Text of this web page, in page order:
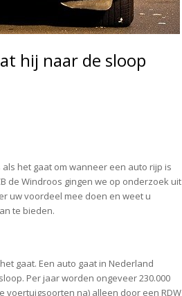
hij naar de sloop
het gaat om wanneer een auto rijp is
de Windroos gingen we op onderzoek uit
uw voordeel mee doen en weet u
te bieden.
gaat. Een auto gaat in Nederland
Per jaar worden ongeveer 230.000
voertuigsoorten na) alleen door een RDW